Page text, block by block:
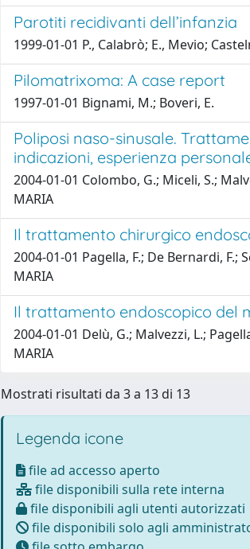
Parotiti recidivanti dell’infanzia
1999-01-01 P., Calabrò; E., Mevio;
Pilomatrixoma: A case report
1997-01-01 Bignami, M.; Boveri, E.
Poliposi naso-sinusale.
indicazioni, esperienza
2004-01-01 Colombo, G.; Miceli, S.;
MARIA
Il trattamento chirurgico
2004-01-01 Pagella, F.; De Bernardi, F.;
MARIA
Il trattamento endoscopico del
2004-01-01 Delù, G.; Malvezzi, L.;
MARIA
Mostrati risultati da 3 a 13 di 13
Legenda icone
file ad accesso aperto
file disponibili sulla rete interna
file disponibili agli utenti autorizzati
file disponibili solo agli